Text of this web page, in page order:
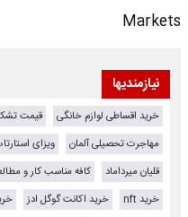
Markets
نیازمندیها
خرید اقساطی لوازم خانگی قیمت
مهاجرت تحصیلی آلمان
ویزای
قلیان میرداماد
کافه مناسب کار و
خرید nft
خرید اکانت گوگل ادز